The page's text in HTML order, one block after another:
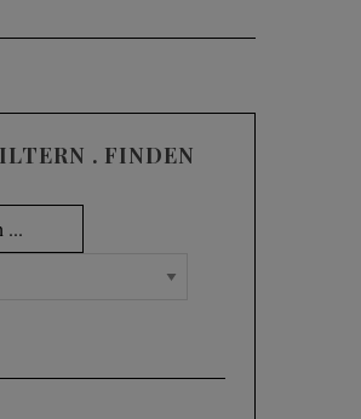
. FINDEN